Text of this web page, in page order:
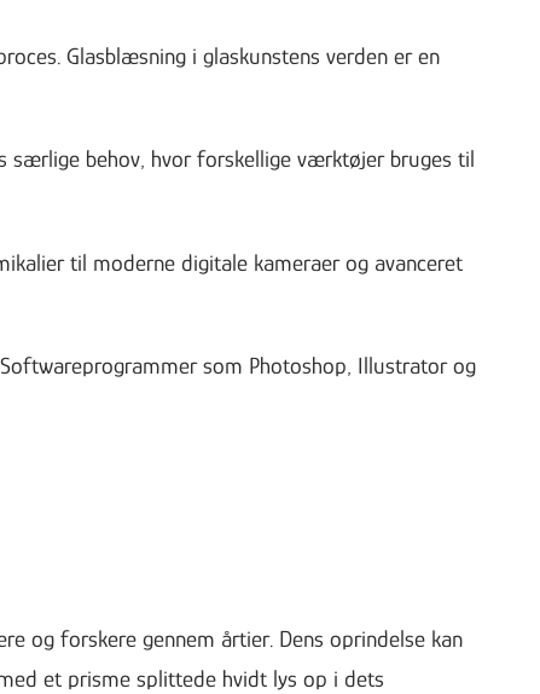
Glasblæsning i glaskunstens verden er en
særlige behov, hvor forskellige værktøjer bruges til
til moderne digitale kameraer og avanceret
som Photoshop, Illustrator og
og forskere gennem årtier. Dens oprindelse kan
et prisme splittede hvidt lys op i dets